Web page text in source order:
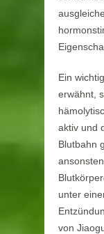
Ein
erwähnt,
aktiv und
Blutbahn
unter
von